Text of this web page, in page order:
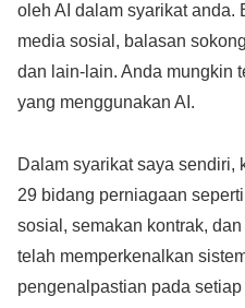
oleh AI dalam syarikat anda.
media sosial, balasan
dan lain-lain. Anda mungkin
yang menggunakan AI.
Dalam syarikat saya sendiri,
29 bidang perniagaan
sosial, semakan kontrak,
telah memperkenalkan
pengenalpastian pada